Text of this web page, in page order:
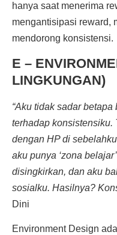
hanya saat menerima
mengantisipasi reward,
mendorong konsistensi.
E –
LINGKUNGAN)
“Aku tidak sadar
terhadap konsistensiku.
dengan HP di
aku punya ‘zona
disingkirkan, dan aku
sosialku. Hasilnya?
Dini
Environment Design